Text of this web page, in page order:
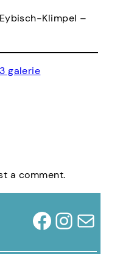
Klimpel –
galerie
a comment.
Facebook InstagramMail